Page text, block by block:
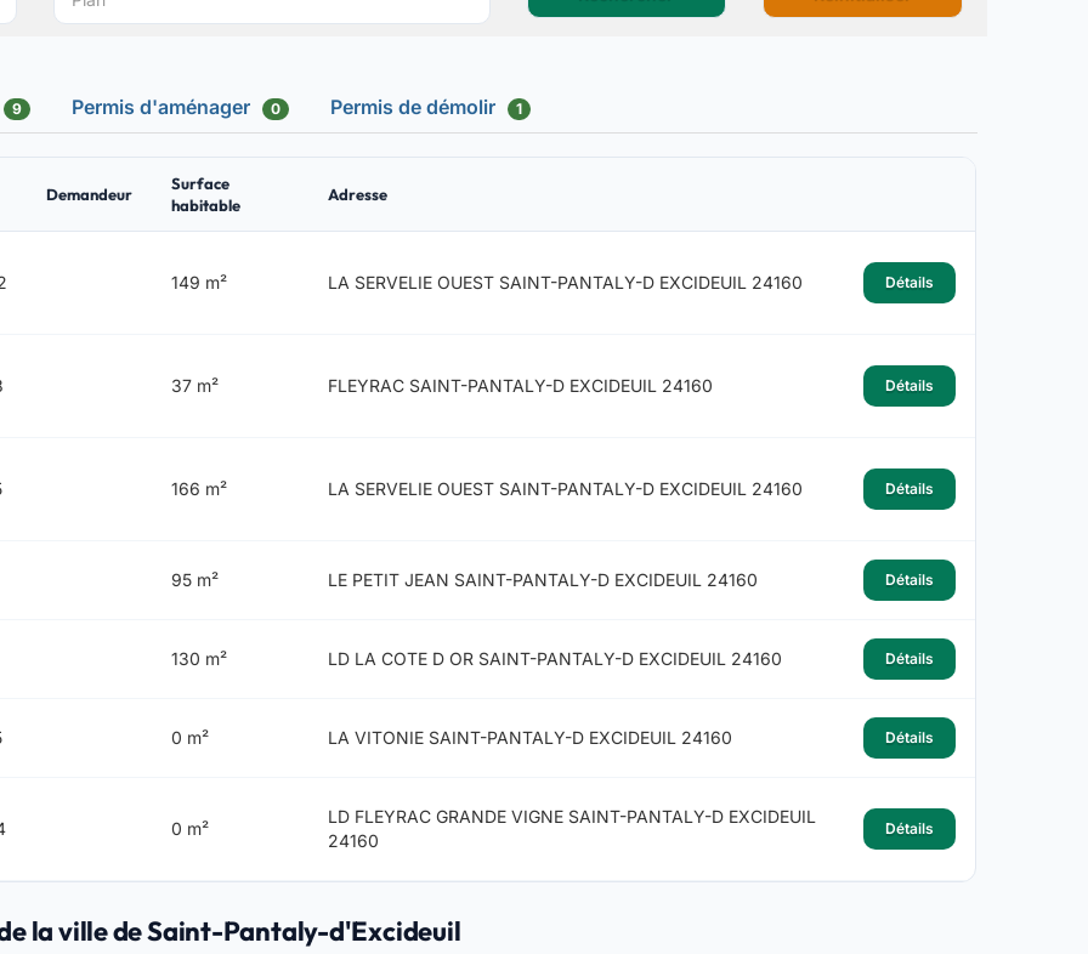
9 Permis d'aménager 0 Permis de démolir 1
Demandeur
Surface
habitable
Adresse
149 m² LA SERVELIE OUEST SAINT-PANTALY-D EXCIDEUIL 24160 Détails
37 m² FLEYRAC SAINT-PANTALY-D EXCIDEUIL 24160 Détails
166 m² LA SERVELIE OUEST SAINT-PANTALY-D EXCIDEUIL 24160 Détails
95 m² LE PETIT JEAN SAINT-PANTALY-D EXCIDEUIL 24160 Détails
130 m² LD LA COTE D OR SAINT-PANTALY-D EXCIDEUIL 24160 Détails
0 m² LA VITONIE SAINT-PANTALY-D EXCIDEUIL 24160 Détails
0 m²
LD FLEYRAC GRANDE VIGNE SAINT-PANTALY-D EXCIDEUIL
24160
Détails
la ville de Saint-Pantaly-d'Excideuil